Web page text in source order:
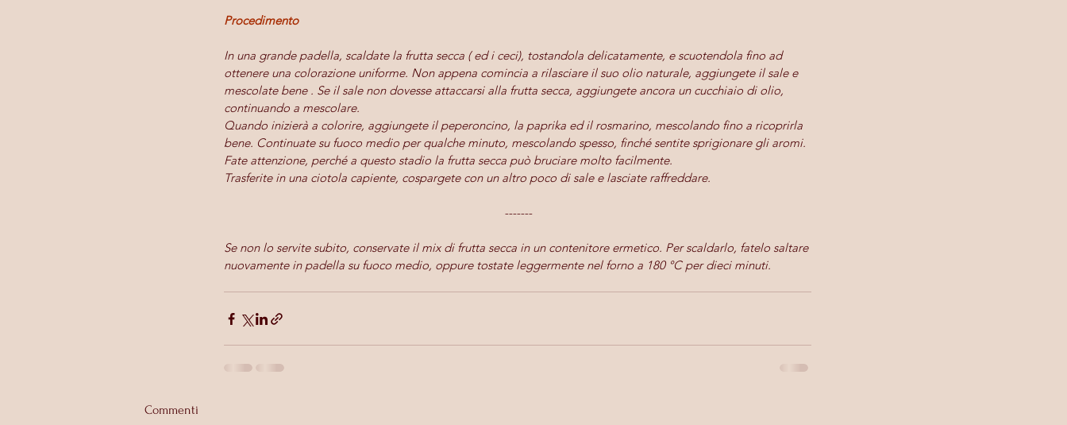
Procedimento
In una grande padella, scaldate la frutta secca ( ed i ceci), tostandola delicatamente, e scuotendola fino ad
ottenere una colorazione uniforme. Non appena comincia a rilasciare il suo olio naturale, aggiungete il sale e
mescolate bene . Se il sale non dovesse attaccarsi alla frutta secca, aggiungete ancora un cucchiaio di olio,
continuando a mescolare.
Quando inizierà a colorire, aggiungete il peperoncino, la paprika ed il rosmarino, mescolando fino a ricoprirla
bene. Continuate su fuoco medio per qualche minuto, mescolando spesso, finché sentite sprigionare gli aromi.
Fate attenzione, perché a questo stadio la frutta secca può bruciare molto facilmente.
Trasferite in una ciotola capiente, cospargete con un altro poco di sale e lasciate raffreddare.
-------
Se non lo servite subito, conservate il mix di frutta secca in un contenitore ermetico. Per scaldarlo, fatelo saltare
nuovamente in padella su fuoco medio, oppure tostate leggermente nel forno a 180 °C per dieci minuti.
Commenti